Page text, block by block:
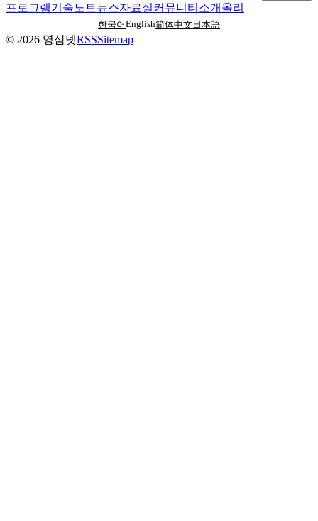
프로그램기술노트뉴스자료실커뮤니티 소개 올리
한국어English简体中文 日本語
© 2026 영삼넷RSSSitemap